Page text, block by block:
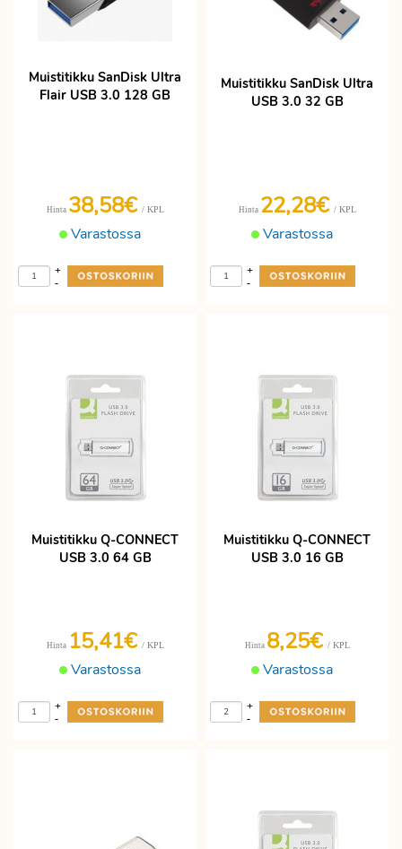
Muistitikku SanDisk Ultra
Flair USB 3.0 128 GB
Varastossa
Hinta 38,58€ / KPL
-
+
Muistitikku SanDisk Ultra
USB 3.0 32 GB
Varastossa
Hinta 22,28€ / KPL
-
+
Muistitikku Q-CONNECT
USB 3.0 64 GB
Varastossa
Hinta 15,41€ / KPL
-
+
Muistitikku Q-CONNECT
USB 3.0 16 GB
Varastossa
Hinta 8,25€ / KPL
-
+